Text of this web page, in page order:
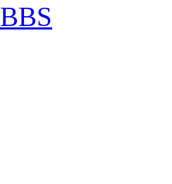
BBS